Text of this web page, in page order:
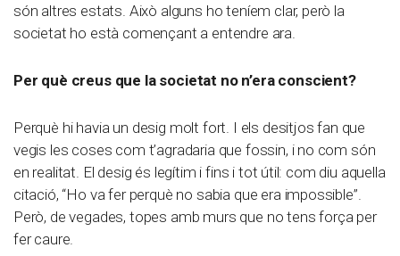
són altres estats. Això alguns ho teníem clar, però la
societat ho està començant a entendre ara.
Per què creus que la societat no n’era conscient?
Perquè hi havia un desig molt fort. I els desitjos fan que
vegis les coses com t’agradaria que fossin, i no com són
en realitat. El desig és legítim i fins i tot útil: com diu aquella
citació, “Ho va fer perquè no sabia que era impossible”.
Però, de vegades, topes amb murs que no tens força per
fer caure.